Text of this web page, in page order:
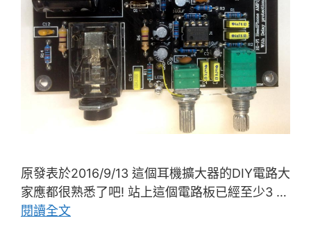
原發表於2016/9/13 這個耳機擴大器的DIY電路大
家應都很熟悉了吧! 站上這個電路板已經至少3 …
閱讀全文